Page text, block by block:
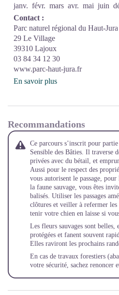
janv. févr. mars avr. mai juin
Contact :
Parc naturel régional du Haut-Jura
29 Le Village
39310 Lajoux
03 84 34 12 30
www.parc-haut-jura.fr
En savoir plus
Recommandations
Ce parcours s’inscrit pour
Sensible des Bâties. Il traverse
privées avec du bétail, et
Aussi pour le respect des
vous autorisent le passage,
la faune sauvage, vous êtes
balisés. Utiliser les passages
clôtures et veiller à refermer
tenir votre chien en laisse si
Les fleurs sauvages sont belles,
protégées et fanent souvent
Elles raviront les prochains
En cas de travaux forestiers
votre sécurité, sachez renoncer